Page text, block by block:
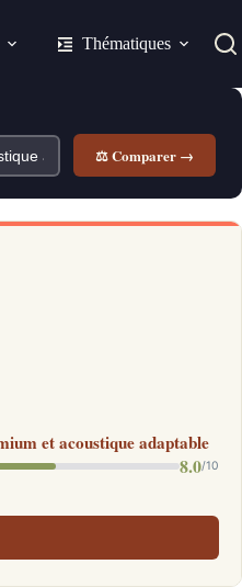
Thématiques
⚖ Comparer →
et acoustique adaptable
8.0/10